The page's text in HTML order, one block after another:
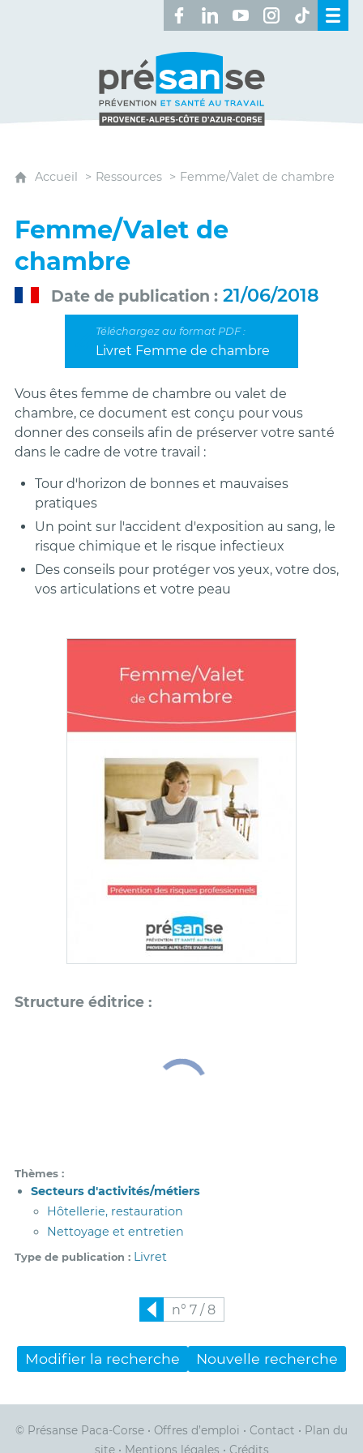
Retrouvez-nous sur Facebook
Retrouvez-nous sur
Retrouvez-nous sur
Retrouvez-
Accueil Ressources Femme/Valet de chambre
Femme/Valet de
chambre
Date de publication 21/06/2018
Livret Femme de chambre
Vous êtes femme de chambre ou valet de
chambre, ce document est conçu pour vous
donner des conseils afin de préserver votre santé
dans le cadre de votre travail :
Tour d'horizon de bonnes et mauvaises
pratiques
Un point sur l'accident d'exposition au sang, le
risque chimique et le risque infectieux
Des conseils pour protéger vos yeux, votre dos,
vos articulations et votre peau
Thèmes
Secteurs d'activités/métiers
Hôtellerie, restauration
Nettoyage et entretien
Type de publication Livret
Précédent
n° 7 / 8
Modifier la recherche Nouvelle recherche
© Présanse Paca-Corse • Offres d’emploi • Contact • Plan du
site• Mentions légales • Crédits